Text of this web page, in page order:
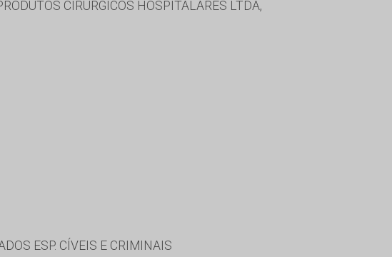
CIRURGICOS HOSPITALARES LTDA,
ESP. CÍVEIS E CRIMINAIS